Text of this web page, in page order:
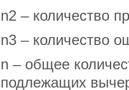
n2 – количество
n3 – количество
n – общее
подлежащих